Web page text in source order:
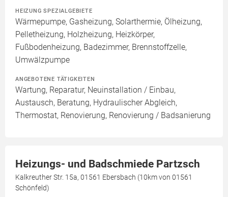
HEIZUNG SPEZIALGEBIETE
Wärmepumpe, Gasheizung, Solarthermie, Ölheizung,
Pelletheizung, Holzheizung, Heizkörper,
Fußbodenheizung, Badezimmer, Brennstoffzelle,
Umwälzpumpe
ANGEBOTENE TÄTIGKEITEN
Wartung, Reparatur, Neuinstallation / Einbau,
Austausch, Beratung, Hydraulischer Abgleich,
Thermostat, Renovierung, Renovierung / Badsanierung
Heizungs- und Badschmiede Partzsch
Kalkreuther Str. 15a, 01561 Ebersbach (10km von 01561
Schönfeld)